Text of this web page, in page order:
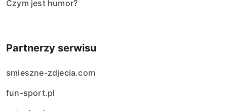
Czym jest humor?
Partnerzy serwisu
smieszne-zdjecia.com
fun-sport.pl